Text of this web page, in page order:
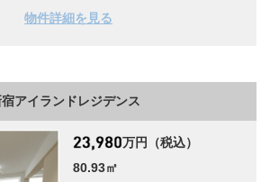
物件詳細を見る
宿アイランドレジデンス
万円（税込）
80.93㎡